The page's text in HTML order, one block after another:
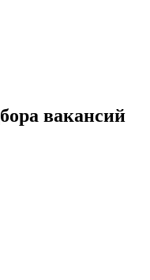
вакансий